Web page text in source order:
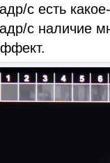
с есть
с наличие